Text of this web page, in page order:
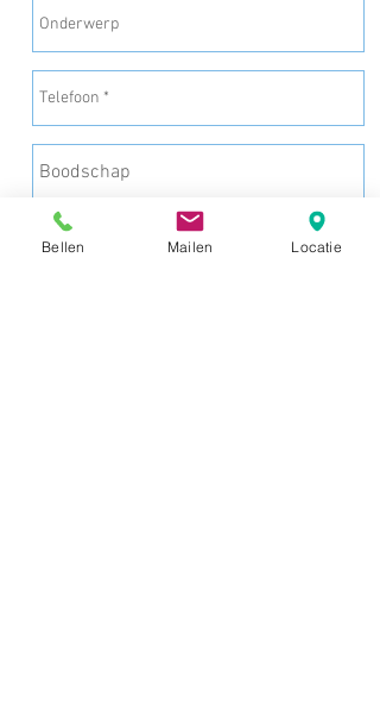
Bellen Mailen Locatie